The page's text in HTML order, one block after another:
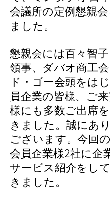
会議所の定例懇親
ました。
懇親会には百々智
領事、ダバオ商工
ド・ゴー会頭をは
員企業の皆様、ご
様にも多数ご出席
きました。誠にあ
ございます。今回
会員企業様2社に企
サービス紹介をし
きました。